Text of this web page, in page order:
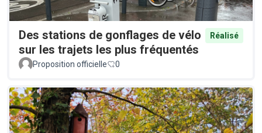
Des stations de gonflages de vélo
sur les trajets les plus fréquentés
Réalisé
Proposition officielle 0